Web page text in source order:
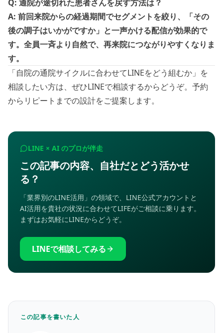
Q: 通院が途切れた患者さんを戻す方法は？
A: 前回来院からの経過期間でセグメントを絞り、「その
後の調子はいかがですか」と一声かける配信が効果的で
す。全員一斉より自然で、再来院につながりやすくなりま
す。
「自院の通院サイクルに合わせてLINEをどう組むか」を
相談したい方は、ぜひLINEで相談するからどうぞ。予約
からリピートまでの設計をご提案します。
LINE × AI のプロが伴走
この記事の内容、自社だとどう活かせ
る？
「業界別のLINE活用」の領域で、LINE公式アカウントと
AI活用を貴社の状況に合わせてLIFEがご相談に乗ります。
まずはお気軽にLINEからどうぞ。
LINEで相談してみる
この記事を書いた人